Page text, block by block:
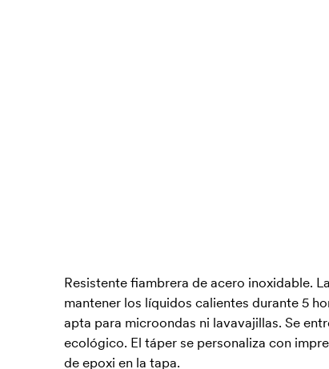
Resistente fiambrera de acero inoxidable.
mantener los líquidos calientes durante 5
apta para microondas ni lavavajillas. Se
ecológico. El táper se personaliza con
de epoxi en la tapa.